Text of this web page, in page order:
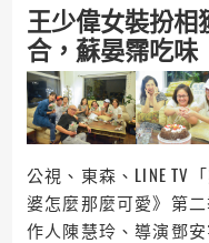
王少偉女裝扮
合，蘇晏霈吃味
公視、東森、LINE TV
婆怎麼那麼可愛》第
作人陳慧玲、導演鄧